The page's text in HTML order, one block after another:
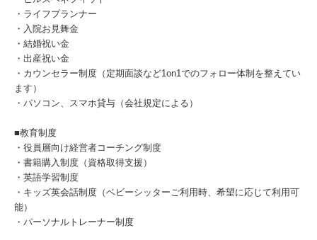
・ライフプランナー
・入院お見舞金
・結婚祝い金
・出産祝い金
・カウンセラー制度（定期面談など1on1でのフォロー体制を整えてい
ます）
・パソコン、スマホ貸与（会社規定による）
■教育制度
・役員層向け経営者コーチング制度
・書籍購入制度（資格取得支援）
・英語学習制度
・キッズ英会話制度（ベビーシッターご利用時、希望に応じて利用可
能）
・パーソナルトレーナー制度